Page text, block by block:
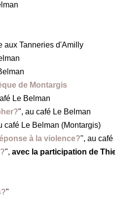
aux Tanneries d'Amilly
de Montargis
Le Belman
", au café Le Belman
café Le Belman (Montargis)
à la violence?", au
", avec la participation de
"